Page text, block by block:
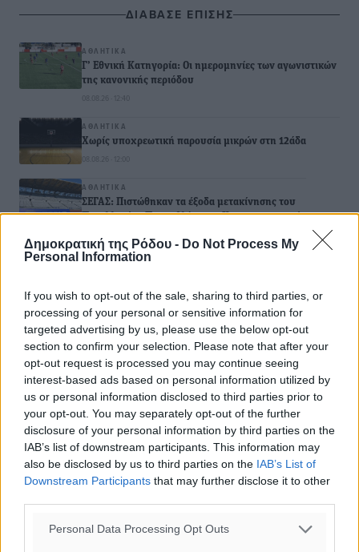
Δημοκρατική της Ρόδου - Do Not Process My
Personal Information
If you wish to opt-out of the sale, sharing to third parties, or
processing of your personal or sensitive information for
targeted advertising by us, please use the below opt-out
section to confirm your selection. Please note that after your
opt-out request is processed you may continue seeing
interest-based ads based on personal information utilized by
us or personal information disclosed to third parties prior to
your opt-out. You may separately opt-out of the further
disclosure of your personal information by third parties on the
IAB’s list of downstream participants. This information may
also be disclosed by us to third parties on the IAB’s List of
Downstream Participants that may further disclose it to other
Personal Data Processing Opt Outs
ΔΙΑΒΑΣΕ ΕΠΙΣΗΣ
ΑΘΛΗΤΙΚΆ
Γ’ Εθνική Κατηγορία: Οι ημερομηνίες των αγωνιστικών
της κανονικής περιόδου
08.08.26 · 12:40
ΑΘΛΗΤΙΚΆ
Χωρίς υποχρεωτική παρουσία μικρών στη 12άδα
08.08.26 · 12:00
ΑΘΛΗΤΙΚΆ
ΣΕΓΑΣ: Πιστώθηκαν τα έξοδα μετακίνησης του
Πανελληνίου Πρωταθλήματος Κ20 στα σωματεία
Τα σχόλια εκφράζουν αποκλειστικά τον εκάστοτε
σχολιαστή. Η Δημοκρατική δεν υιοθετεί αυτές τις
απόψεις. Διατηρούμε το δικαίωμα να διαγράψουμε όποια
σχόλια θεωρούμε προσβλητικά ή περιέχουν ύβρεις, χωρίς
καμμία προειδοποίηση. Χρήστες που δεν τηρούν τους
όρους χρήσης αποκλείονται.
Προσθέστε ένα σχόλιο
Το E-mail δεν θα δημοσιευτεί.